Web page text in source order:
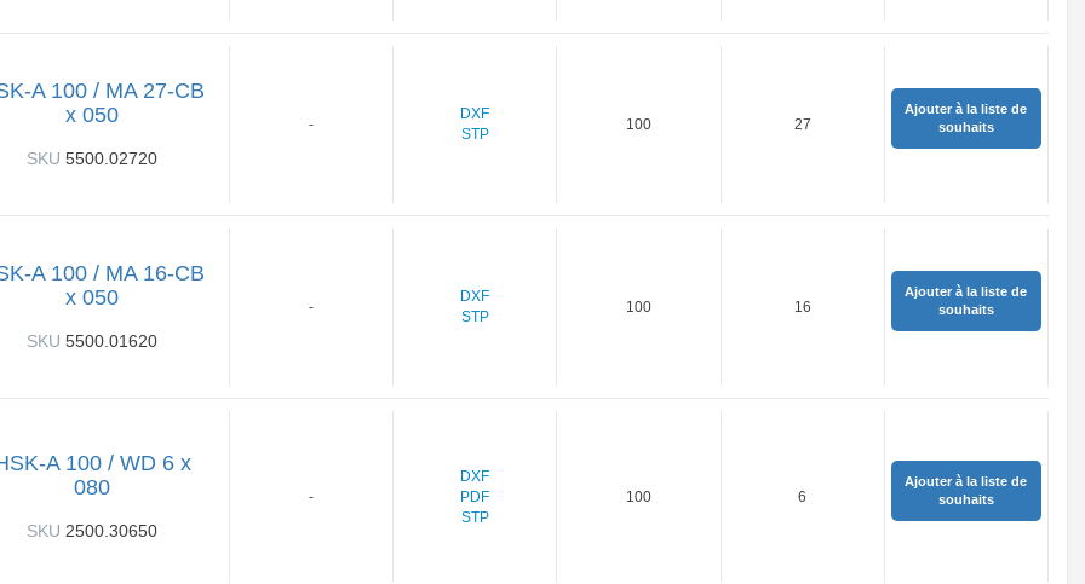
A 100 / MA 27-CB
x 050
SKU5500.02720
-
DXF
STP
100 27
Ajouter à la liste de
souhaits
A 100 / MA 16-CB
x 050
SKU5500.01620
-
DXF
STP
100 16
Ajouter à la liste de
souhaits
A 100 / WD 6 x
080
SKU 2500.30650
-
DXF
PDF
STP
100 6
Ajouter à la liste de
souhaits